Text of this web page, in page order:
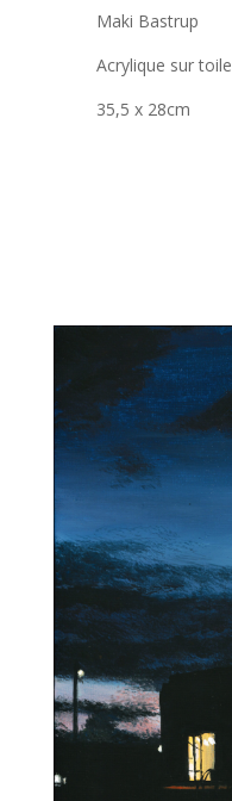
Maki Bastrup
Acrylique sur toile
35,5 x 28cm